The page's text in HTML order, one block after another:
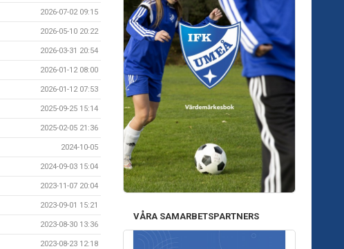
2026-07-02 09:15
2026-05-10 20:22
2026-03-31 20:54
2026-01-12 08:00
2026-01-12 07:53
2025-09-25 15:14
2025-02-05 21:36
2024-10-05
2024-09-03 15:04
2023-11-07 20:04
2023-09-01 15:21
2023-08-30 13:36
2023-08-23 12:18
VÅRA SAMARBETSPARTNERS